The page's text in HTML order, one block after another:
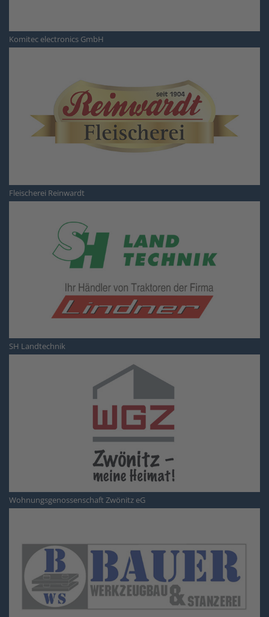
Komitec electronics GmbH
Fleischerei Reinwardt
SH Landtechnik
Wohnungsgenossenschaft Zwönitz eG